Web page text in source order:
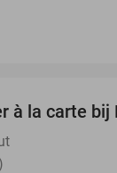
à la carte bij